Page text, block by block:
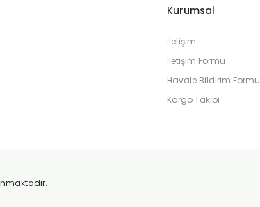
Kurumsal
İletişim
İletişim Formu
Havale Bildirim Formu
Kargo Takibi